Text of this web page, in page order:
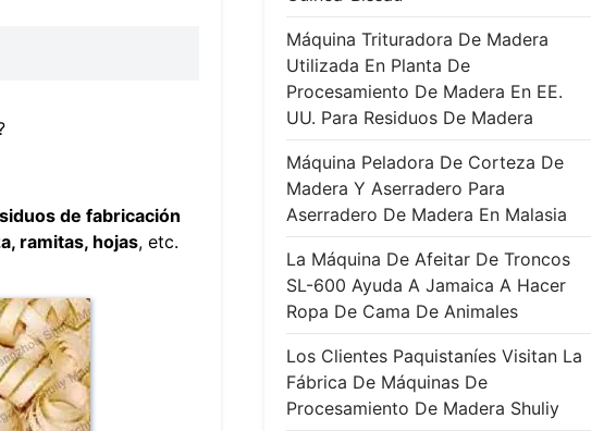
de fabricación
ramitas, hojas, etc.
Máquina Trituradora De Madera
Utilizada En Planta De
Procesamiento De Madera En EE.
UU. Para Residuos De Madera
Máquina Peladora De Corteza De
Madera Y Aserradero Para
Aserradero De Madera En Malasia
La Máquina De Afeitar De Troncos
SL-600 Ayuda A Jamaica A Hacer
Ropa De Cama De Animales
Los Clientes Paquistaníes Visitan La
Fábrica De Máquinas De
Procesamiento De Madera Shuliy